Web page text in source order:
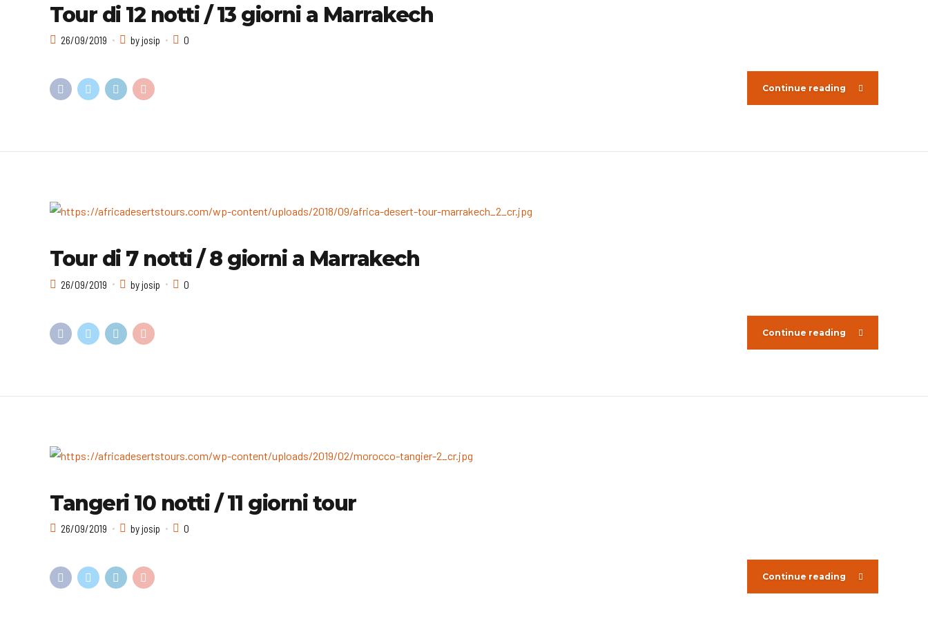
Tour di 12 notti / 13 giorni a Marrakech
26/09/2019 by josip 0
Continue reading
Tour di 7 notti / 8 giorni a Marrakech
26/09/2019 by josip 0
Continue reading
Tangeri 10 notti / 11 giorni tour
26/09/2019 by josip 0
Continue reading